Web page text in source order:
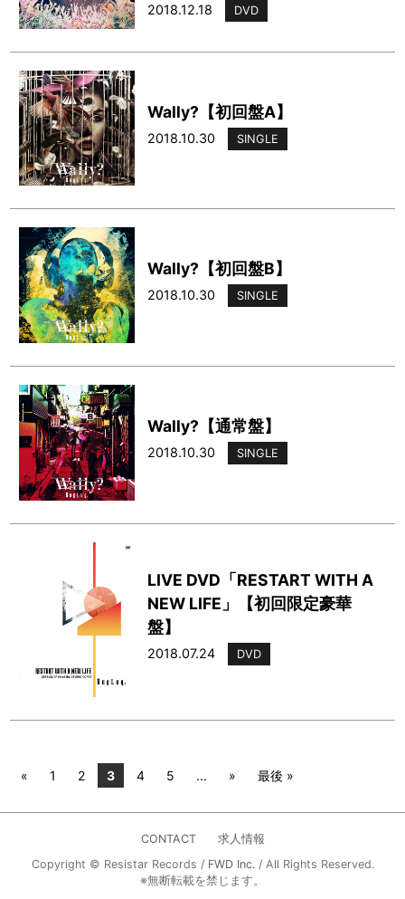
2018.12.18 DVD
Wally?【初回盤A】
2018.10.30 SINGLE
Wally?【初回盤B】
2018.10.30 SINGLE
Wally?【通常盤】
2018.10.30 SINGLE
LIVE DVD「RESTART WITH A
NEW LIFE」【初回限定豪華
盤】
2018.07.24 DVD
« 1 2 3 4 5 ... » 最後 »
CONTACT
求人情報
Copyright © Resistar Records / FWD Inc./ All Rights Reserved.
※無断転載を禁じます。